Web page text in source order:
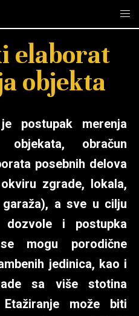
elaborat
objekta
postupak merenja
objekata, obračun
posebnih delova
zgrade, lokala,
a sve u cilju
dozvole i postupka
mogu porodične
jedinica, kao i
sa više stotina
može biti